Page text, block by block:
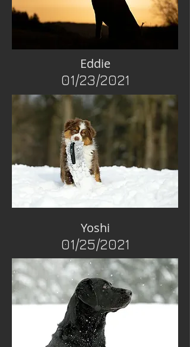
Eddie
01/23/2021
Yoshi
01/25/2021